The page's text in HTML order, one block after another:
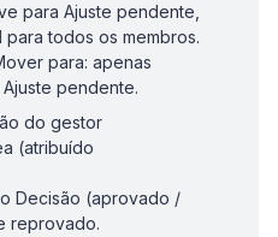
para Ajuste pendente,
todos os membros.
para: apenas
pendente.
do gestor
(atribuído
Decisão (aprovado /
reprovado.